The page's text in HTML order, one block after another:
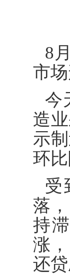
8
市
今
造
示
环比
受
落
持
涨
还